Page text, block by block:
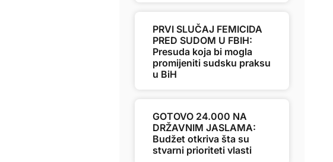
PRVI SLUČAJ FEMICIDA
PRED SUDOM U FBIH:
Presuda koja bi mogla
promijeniti sudsku praksu
u BiH
GOTOVO 24.000 NA
DRŽAVNIM JASLAMA:
Budžet otkriva šta su
stvarni prioriteti vlasti